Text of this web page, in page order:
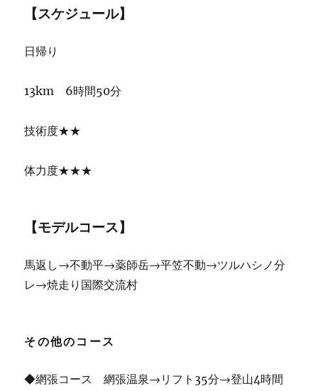
【スケジュール】
日帰り
13km 6時間50分
技術度★★
体力度★★★
【モデルコース】
馬返し→不動平→薬師岳→平笠不動→ツルハシノ分
レ→焼走り国際交流村
その他のコース
◆網張コース 網張温泉→リフト35分→登山4時間